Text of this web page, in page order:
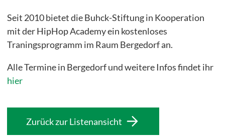
Recycling-Lab
Lernwerkstatt der Wildtiere
Energie- und Klimapioniere mit myClimate
Seit 2010 bietet die Buhck-Stiftung in Kooperation
mit der HipHop Academy ein kostenloses
Traningsprogramm im Raum Bergedorf an.
Alle Termine in Bergedorf und weitere Infos findet ihr
hier
Zurück zur Listenansicht